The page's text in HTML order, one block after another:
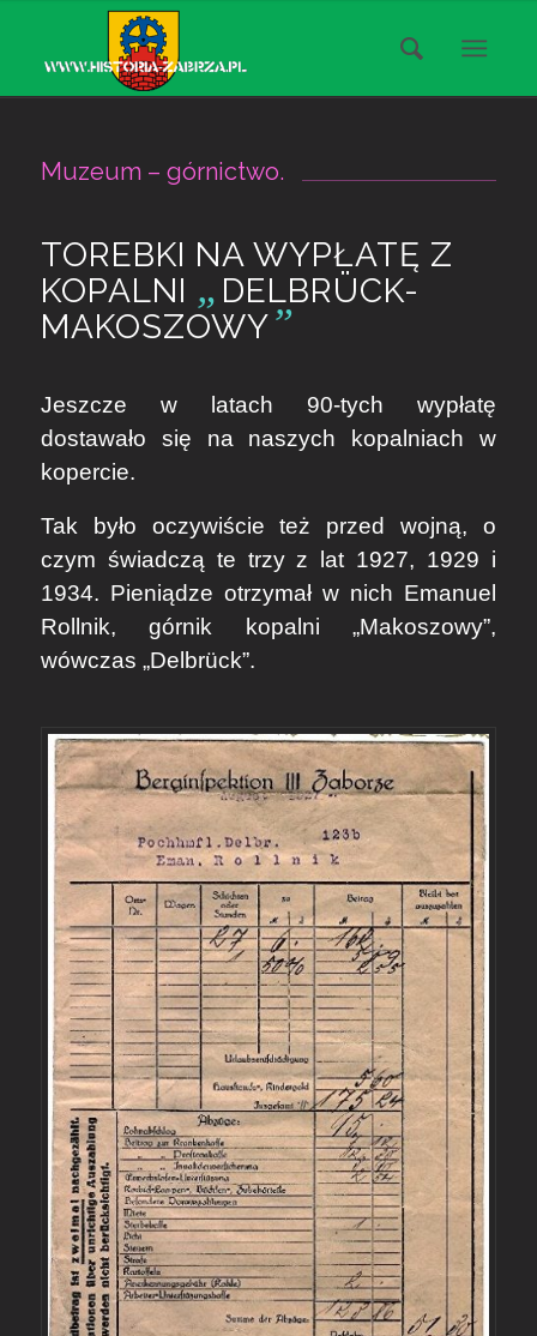
Muzeum – górnictwo.
TOREBKI NA WYPŁATĘ Z
KOPALNI „ DELBRÜCK-
MAKOSZOWY”
Jeszcze w latach 90-tych wypłatę
dostawało się na naszych kopalniach w
kopercie.
Tak było oczywiście też przed wojną, o
czym świadczą te trzy z lat 1927, 1929 i
1934. Pieniądze otrzymał w nich Emanuel
Rollnik, górnik kopalni „Makoszowy”,
wówczas „Delbrück”.